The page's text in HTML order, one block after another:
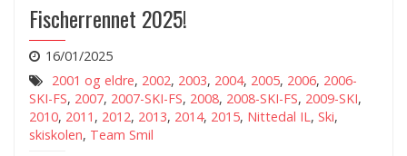
Fischerrennet 2025!
16/01/2025
2001 og eldre, 2002, 2003, 2004, 2005, 2006, 2006-
SKI-FS, 2007, 2007-SKI-FS, 2008, 2008-SKI-FS, 2009-SKI,
2010, 2011 , 2012, 2013, 2014, 2015, Nittedal IL, Ski,
skiskolen, Team Smil